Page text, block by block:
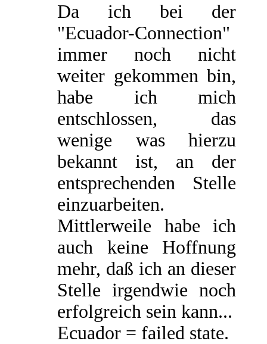
Da ich bei der
"Ecuador-Connection"
immer noch nicht
weiter gekommen bin,
habe ich mich
entschlossen, das
wenige was hierzu
bekannt ist, an der
entsprechenden Stelle
einzuarbeiten.
Mittlerweile habe ich
auch keine Hoffnung
mehr, daß ich an dieser
Stelle irgendwie noch
erfolgreich sein kann...
Ecuador = failed state.